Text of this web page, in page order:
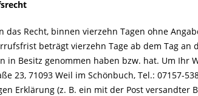
das Recht, binnen vierzehn Tagen ohne
beträgt vierzehn Tage ab dem Tag
in Besitz genommen haben bzw. hat. Um Ihr
23, 71093 Weil im Schönbuch, Tel.: 07157-
Erklärung (z. B. ein mit der Post versandter